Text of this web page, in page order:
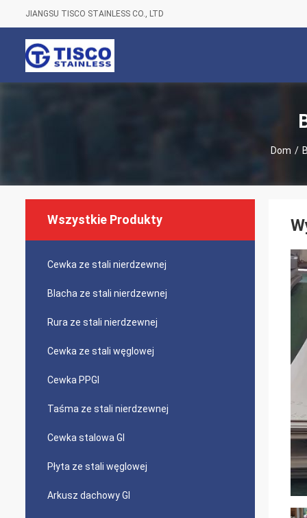
JIANGSU TISCO STAINLESS CO., LTD
Dom /
Wszystkie Produkty
Cewka ze stali nierdzewnej
Blacha ze stali nierdzewnej
Rura ze stali nierdzewnej
Cewka ze stali węglowej
Cewka PPGI
Taśma ze stali nierdzewnej
Cewka stalowa GI
Płyta ze stali węglowej
Arkusz dachowy GI